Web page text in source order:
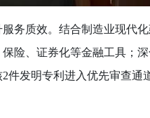
务质效。结合制造业现代
险、证券化等金融工具；
件发明专利进入优先审查